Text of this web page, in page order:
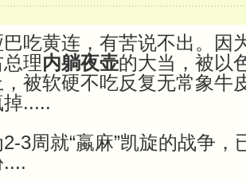
巴吃黄连，有苦说不出。因
理内躺夜壶的大当，被以
被软硬不吃反复无常象牛
.....
3周就“蠃麻”凯旋的战争